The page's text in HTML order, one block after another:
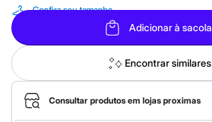
Roupas
Blusas e Camisetas
Básicos
Calças
Casacos e Jaquetas
Jeans
Macacões
Saias
Shorts e Bermudas
Confira seu tamanho
Adicionar à sacola
Encontrar similares
Consultar produtos em lojas proximas